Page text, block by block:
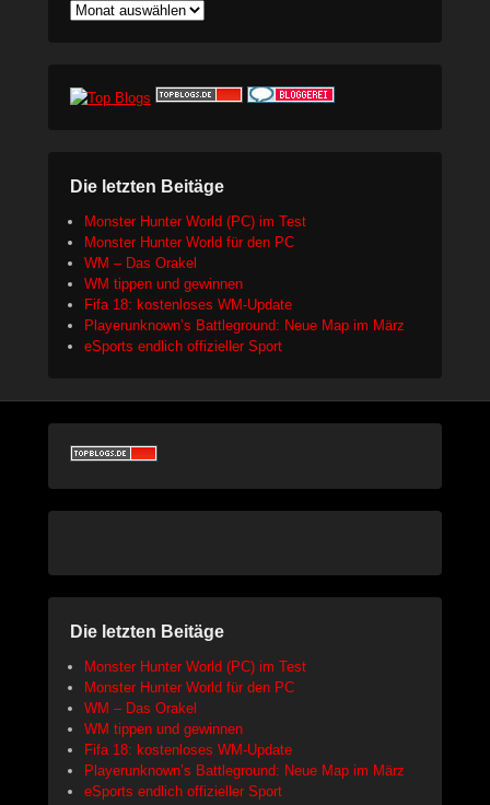
Archiv
Die letzten Beitäge
Monster Hunter World (PC) im Test
Monster Hunter World für den PC
WM – Das Orakel
WM tippen und gewinnen
Fifa 18: kostenloses WM-Update
Playerunknown’s Battleground: Neue Map im März
eSports endlich offizieller Sport
Die letzten Beitäge
Monster Hunter World (PC) im Test
Monster Hunter World für den PC
WM – Das Orakel
WM tippen und gewinnen
Fifa 18: kostenloses WM-Update
Playerunknown’s Battleground: Neue Map im März
eSports endlich offizieller Sport